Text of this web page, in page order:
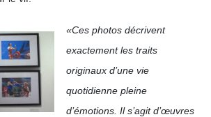
«Ces photos décrivent
exactement les traits
originaux d’une vie
quotidienne pleine
d’émotions. Il s’agit d’œuvres